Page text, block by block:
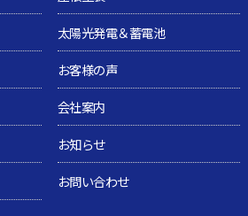
太陽光発電＆蓄電池
お客様の声
会社案内
お知らせ
お問い合わせ